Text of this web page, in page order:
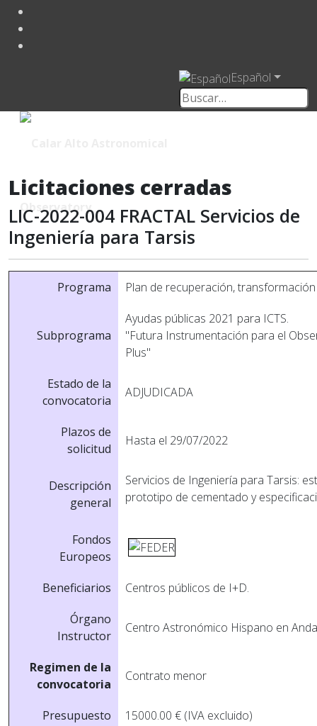
Español
Licitaciones cerradas
LIC-2022-004 FRACTAL Servicios de
Ingeniería para Tarsis
Programa Plan de recuperación,
Subprograma
Ayudas públicas 2021 para ICTS.
"Futura Instrumentación para el
Plus"
Estado de la
convocatoria
ADJUDICADA
Plazos de
solicitud
Hasta el 29/07/2022
Descripción
general
Servicios de Ingeniería para Tarsis:
prototipo de cementado y
Fondos
Europeos
Beneficiarios
Centros públicos de I+D.
Órgano
Instructor
Centro Astronómico Hispano en
Regimen de la
convocatoria
Contrato menor
Presupuesto 15000.00 € (IVA excluido)